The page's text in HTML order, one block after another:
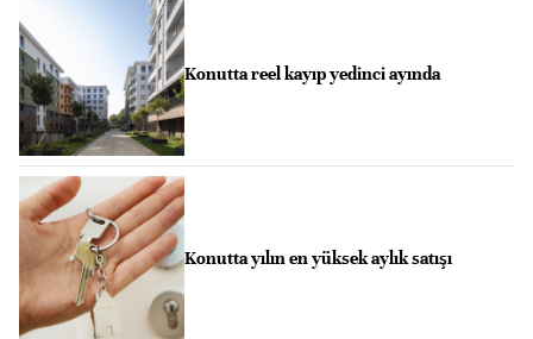
Konutta reel kayıp yedinci ayında
Konutta yılın en yüksek aylık satışı